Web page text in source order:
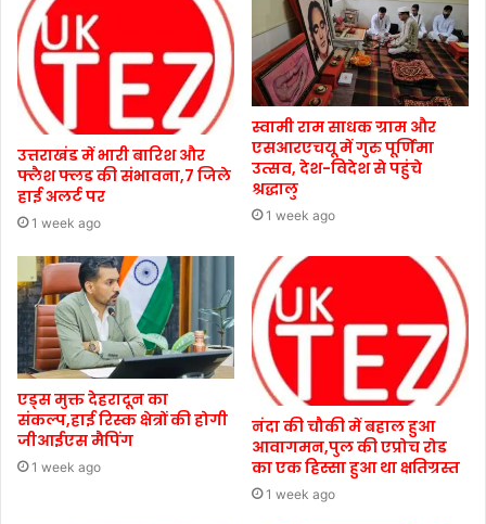
उत्तराखंड में भारी बारिश और
फ्लैश फ्लड की संभावना,7 जिले
हाई अलर्ट पर
1 week ago
स्वामी राम साधक ग्राम और
एसआरएचयू में गुरु पूर्णिमा
उत्सव, देश-विदेश से पहुंचे
श्रद्धालु
1 week ago
एड्स मुक्त देहरादून का
संकल्प,हाई रिस्क क्षेत्रों की होगी
जीआईएस मैपिंग
1 week ago
नंदा की चौकी में बहाल हुआ
आवागमन,पुल की एप्रोच रोड
का एक हिस्सा हुआ था क्षतिग्रस्त
1 week ago